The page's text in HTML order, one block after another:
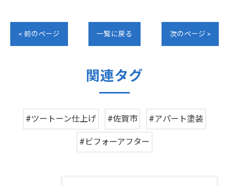
< 前のページ 一覧に戻る 次のページ >
関連タグ
#ツートーン仕上げ #佐賀市 #アパート塗装
#ビフォーアフター